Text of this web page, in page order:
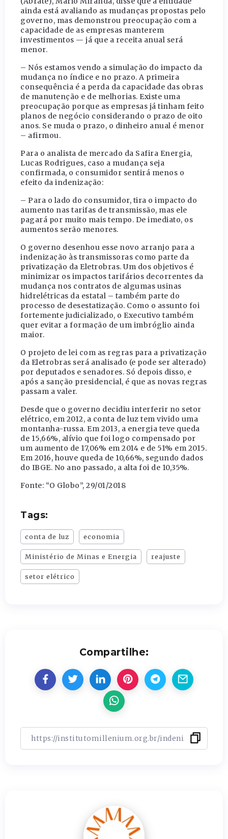
ainda está avaliando as mudanças propostas pelo
governo, mas demonstrou preocupação com a
capacidade de as empresas manterem
investimentos — já que a receita anual será
menor.
– Nós estamos vendo a simulação do impacto da
mudança no índice e no prazo. A primeira
consequência é a perda da capacidade das obras
de manutenção e de melhorias. Existe uma
preocupação porque as empresas já tinham feito
planos de negócio considerando o prazo de oito
anos. Se muda o prazo, o dinheiro anual é menor
– afirmou.
Para o analista de mercado da Safira Energia,
Lucas Rodrigues, caso a mudança seja
confirmada, o consumidor sentirá menos o
efeito da indenização:
– Para o lado do consumidor, tira o impacto do
aumento nas tarifas de transmissão, mas ele
pagará por muito mais tempo. De imediato, os
aumentos serão menores.
O governo desenhou esse novo arranjo para a
indenização às transmissoras como parte da
privatização da Eletrobras. Um dos objetivos é
minimizar os impactos tarifários decorrentes da
mudança nos contratos de algumas usinas
hidrelétricas da estatal – também parte do
processo de desestatização. Como o assunto foi
fortemente judicializado, o Executivo também
quer evitar a formação de um imbróglio ainda
maior.
O projeto de lei com as regras para a privatização
da Eletrobras será analisado (e pode ser alterado)
por deputados e senadores. Só depois disso, e
após a sanção presidencial, é que as novas regras
passam a valer.
Desde que o governo decidiu interferir no setor
elétrico, em 2012, a conta de luz tem vivido uma
montanha-russa. Em 2013, a energia teve queda
de 15,66%, alívio que foi logo compensado por
um aumento de 17,06% em 2014 e de 51% em 2015.
Em 2016, houve queda de 10,66%, segundo dados
do IBGE. No ano passado, a alta foi de 10,35%.
Fonte: “O Globo”, 29/01/2018
Tags:
conta de luz economia
Ministério de Minas e Energia reajuste
setor elétrico
Compartilhe: